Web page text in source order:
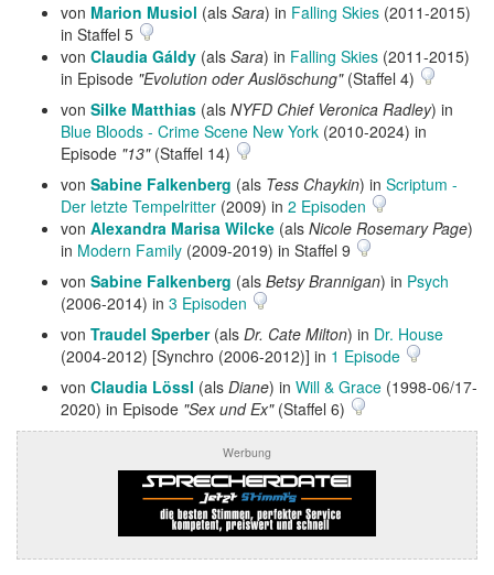
von Marion Musiol (als Sara) in Falling Skies (2011-2015)
in Staffel 5
von Claudia Gáldy (als Sara) in Falling Skies (2011-2015)
in Episode "Evolution oder Auslöschung"(Staffel 4)
von Silke Matthias (als NYFD Chief Veronica Radley) in
Blue Bloods - Crime Scene New York (2010-2024) in
Episode "13"(Staffel 14)
von Sabine Falkenberg (als Tess Chaykin) in Scriptum -
Der letzte Tempelritter (2009) in 2 Episoden
von Alexandra Marisa Wilcke (als Nicole Rosemary Page)
in Modern Family (2009-2019) in Staffel 9
von Sabine Falkenberg (als Betsy Brannigan) in Psych
(2006-2014) in 3 Episoden
von Traudel Sperber(als Dr. Cate Milton) in Dr. House
(2004-2012) [Synchro (2006-2012)] in 1 Episode
von Claudia Lössl (als Diane) in Will & Grace (1998-06/17-
2020) in Episode "Sex und Ex"(Staffel 6)
Werbung